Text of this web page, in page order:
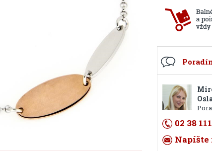
02 38
Napíšte